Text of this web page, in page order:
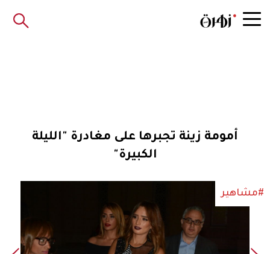
أمومة زينة تجبرها على مغادرة "الليلة
الكبيرة"
#مشاهير